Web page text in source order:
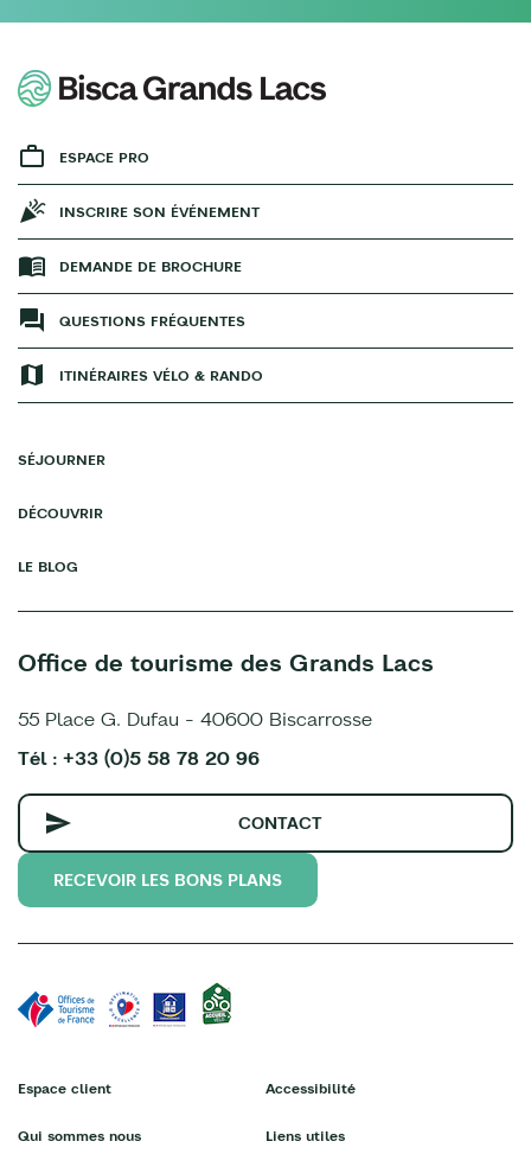
ESPACE PRO
INSCRIRE SON ÉVÉNEMENT
DEMANDE DE BROCHURE
QUESTIONS FRÉQUENTES
ITINÉRAIRES VÉLO & RANDO
SÉJOURNER
DÉCOUVRIR
LE BLOG
Office de tourisme des Grands Lacs
55 Place G. Dufau - 40600 Biscarrosse
Tél : +33 (0)5 58 78 20 96
CONTACT
RECEVOIR LES BONS PLANS
Espace client
Qui sommes nous
Accessibilité
Liens utiles